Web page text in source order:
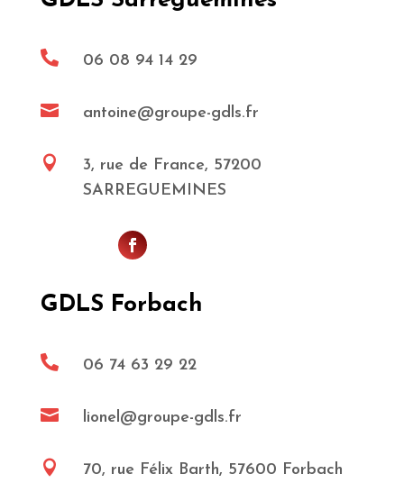
 06 08 94 14 29
 antoine@groupe-gdls.fr

3, rue de France, 57200
SARREGUEMINES
GDLS Forbach
 06 74 63 29 22
 lionel@groupe-gdls.fr
 70, rue Félix Barth, 57600 Forbach